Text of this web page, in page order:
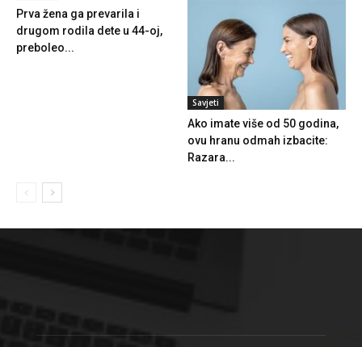
Prva žena ga prevarila i
drugom rodila dete u 44-oj,
preboleo...
Savjeti
Ako imate više od 50 godina,
ovu hranu odmah izbacite:
Razara...